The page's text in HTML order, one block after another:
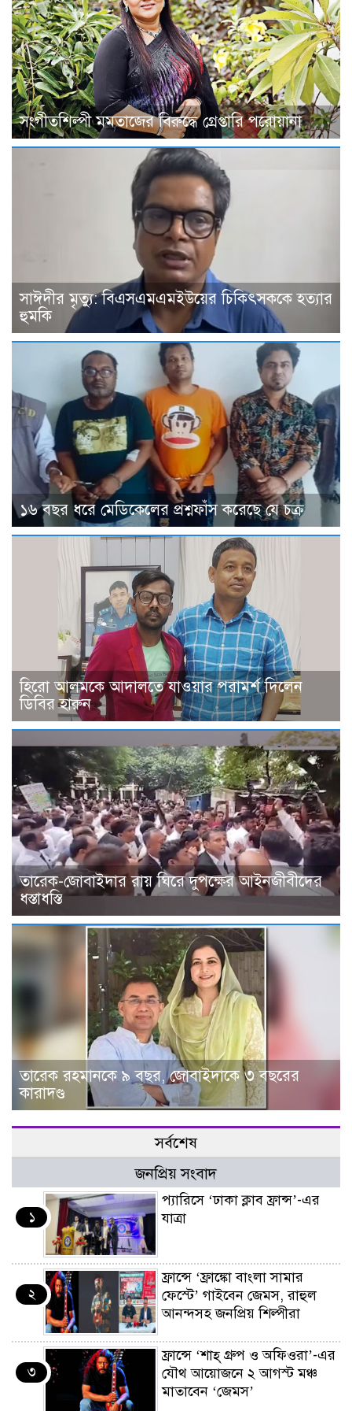
সংগীতশিল্পী মমতাজের বিরুদ্ধে গ্রেপ্তারি পরোয়ানা
সাঈদীর মৃত্যু: বিএসএমএমইউয়ের চিকিৎসককে হত্যার
হুমকি
১৬ বছর ধরে মেডিকেলের প্রশ্নফাঁস করেছে যে চক্র
হিরো আলমকে আদালতে যাওয়ার পরামর্শ দিলেন
ডিবির হারুন
তারেক-জোবাইদার রায় ঘিরে দুপক্ষের আইনজীবীদের
ধস্তাধস্তি
তারেক রহমানকে ৯ বছর, জোবাইদাকে ৩ বছরের
কারাদণ্ড
সর্বশেষ
জনপ্রিয় সংবাদ
১
প্যারিসে ‘ঢাকা ক্লাব ফ্রান্স’-এর
যাত্রা
২
ফ্রান্সে ‘ফ্রাঙ্কো বাংলা সামার
ফেস্টে’ গাইবেন জেমস, রাহুল
আনন্দসহ জনপ্রিয় শিল্পীরা
৩
ফ্রান্সে ‘শাহ্ গ্রুপ ও অফিওরা’-এর
যৌথ আয়োজনে ২ আগস্ট মঞ্চ
মাতাবেন ‘জেমস’